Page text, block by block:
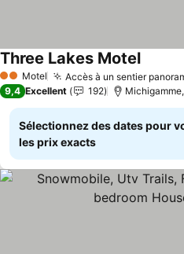
2 ÉtoilesMotel Accès à un sentier
Three Lakes Motel
9,4 Excellent 192
Sélectionnez des dates pour
les prix exacts